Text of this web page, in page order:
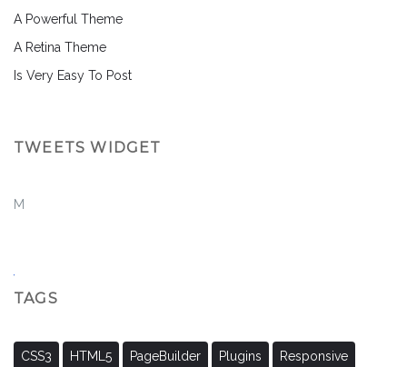
A Powerful Theme
A Retina Theme
Is Very Easy To Post
TWEETS WIDGET
M
TAGS
CSS3 HTML5 PageBuilder Plugins Responsive